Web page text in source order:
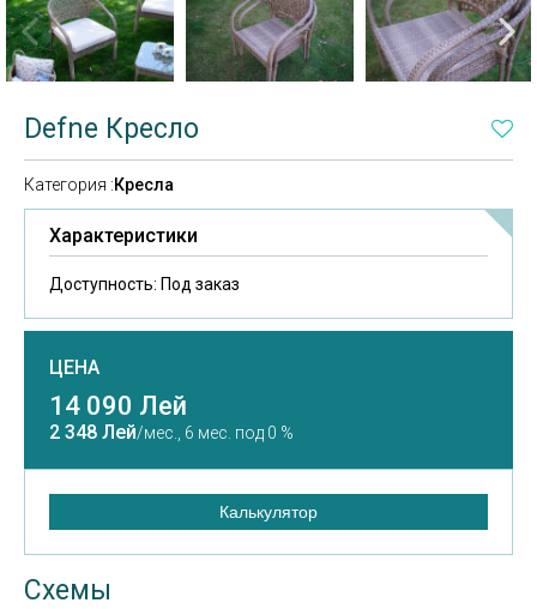
Defne Кресло
Категория :Кресла
Характеристики
Доступность: Под заказ
ЦЕНА
14 090 Лей
2 348 Лей/мес., 6 мес. под 0 %
Калькулятор
Схемы